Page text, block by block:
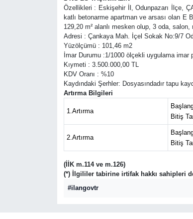
Özellikleri : Eskişehir İl, Odunpazarı İlçe,
katlı betonarme apartman ve arsası olan
129,20 m² alanlı mesken olup, 3 oda,
Adresi : Çankaya Mah. İçel Sokak No:9/7
Yüzölçümü : 101,46 m2
İmar Durumu :1/1000 ölçekli uygulama
Kıymeti : 3.500.000,00 TL
KDV Oranı : %10
Kaydındaki Şerhler: Dosyasındadır tapu
Artırma Bilgileri
1.Artırma
Bitiş
2.Artırma
Bitiş
(İİK m.114 ve m.126)
(*) İlgililer tabirine irtifak hakkı sahipleri
#ilangovtr